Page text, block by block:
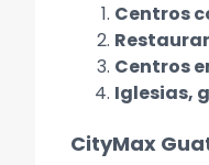
Centros
Centros
Iglesias,
CityMax